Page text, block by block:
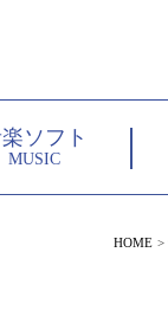
ソフト
MUSIC
HOME